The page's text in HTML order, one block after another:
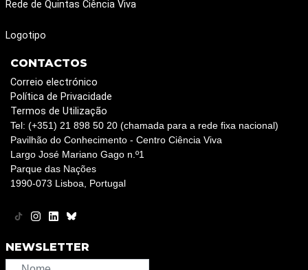
Rede de Quintas Ciência Viva
Logotipo
CONTACTOS
Correio electrónico
Política de Privacidade
Termos de Utilização
Tel: (+351) 21 898 50 20 (chamada para a rede fixa nacional)
Pavilhão do Conhecimento - Centro Ciência Viva
Largo José Mariano Gago n.º1
Parque das Nações
1990-073 Lisboa, Portugal
NEWSLETTER